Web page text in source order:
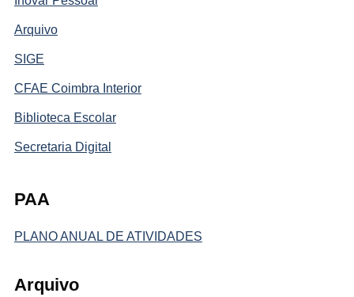
Arquivo
SIGE
CFAE Coimbra Interior
Biblioteca Escolar
Secretaria Digital
PAA
PLANO ANUAL DE ATIVIDADES
Arquivo